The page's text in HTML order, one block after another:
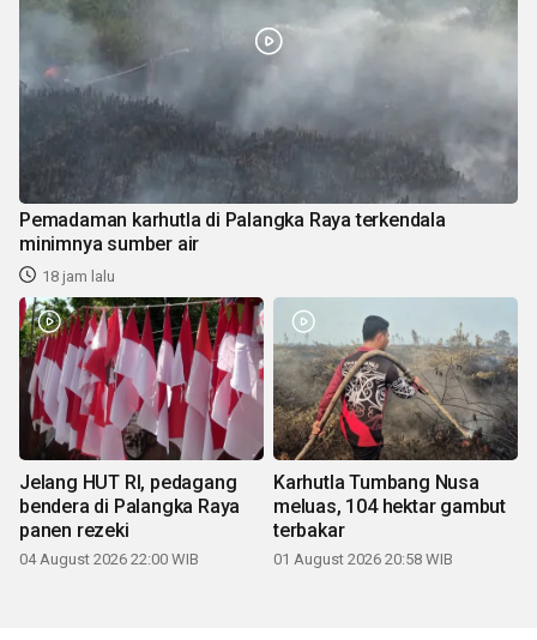
Pemadaman karhutla di Palangka Raya terkendala
minimnya sumber air
18 jam lalu
Jelang HUT RI, pedagang
bendera di Palangka Raya
panen rezeki
04 August 2026 22:00 WIB
Karhutla Tumbang Nusa
meluas, 104 hektar gambut
terbakar
01 August 2026 20:58 WIB